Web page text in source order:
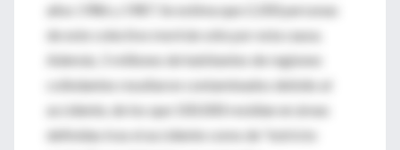
años 1986 y 1987. Se estima que 2.200 personas
de este colectivo morirán sólo por esta causa.
Además, 5 millones de habitantes de regiones
colindantes resultaron contaminados debido al
accidente, de los que 100.000 residían en áreas
definidas tras el accidente como de "estricto